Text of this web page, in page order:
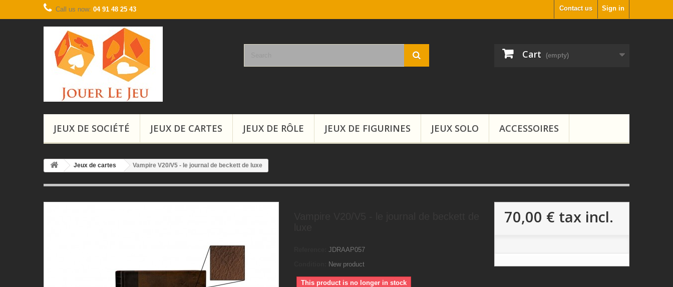
Sign in
Contact us
Call us now: 04 91 48 25 43
Cart (empty)
JEUX DE SOCIÉTÉ JEUX DE CARTES JEUX DE RÔLE JEUX DE FIGURINES JEUX SOLO ACCESSOIRES
Jeux de cartes Vampire V20/V5 - le journal de beckett de luxe
JDRAAP057
New product
This product is no longer in stock
70,00 € tax incl.